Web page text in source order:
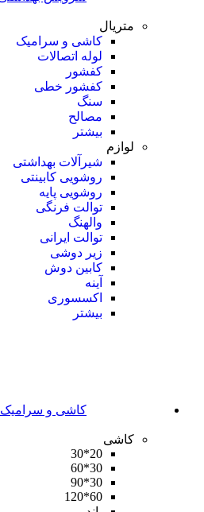
متریال
کاشی و سرامیک
لوله اتصالات
کفشور
کفشور خطی
سنگ
مصالح
بیشتر
لوازم
شیرآلات بهداشتی
روشویی کابینتی
روشویی پایه
توالت فرنگی
والهنگ
توالت ایرانی
زیر دوشی
کابین دوش
آینه
اکسسوری
بیشتر
کاشی و سرامیک
کاشی
20*30
30*60
30*90
60*120